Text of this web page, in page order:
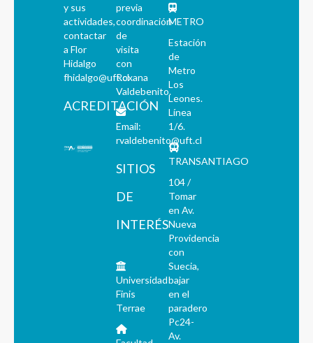
y sus
actividades,
contactar
a Flor
Hidalgo
fhidalgo@uft.cl
ACREDITACIÓN
previa
coordinación
de
visita
con
Roxana
Valdebenito.
Email:
rvaldebenito@uft.cl
SITIOS
DE
INTERÉS
Universidad
Finis
Terrae
METRO
Estación
de
Metro
Los
Leones.
Línea
1/6.
TRANSANTIAGO
104 /
Tomar
en Av.
Nueva
Providencia
con
Suecia,
bajar
en el
paradero
Pc24-
Av.